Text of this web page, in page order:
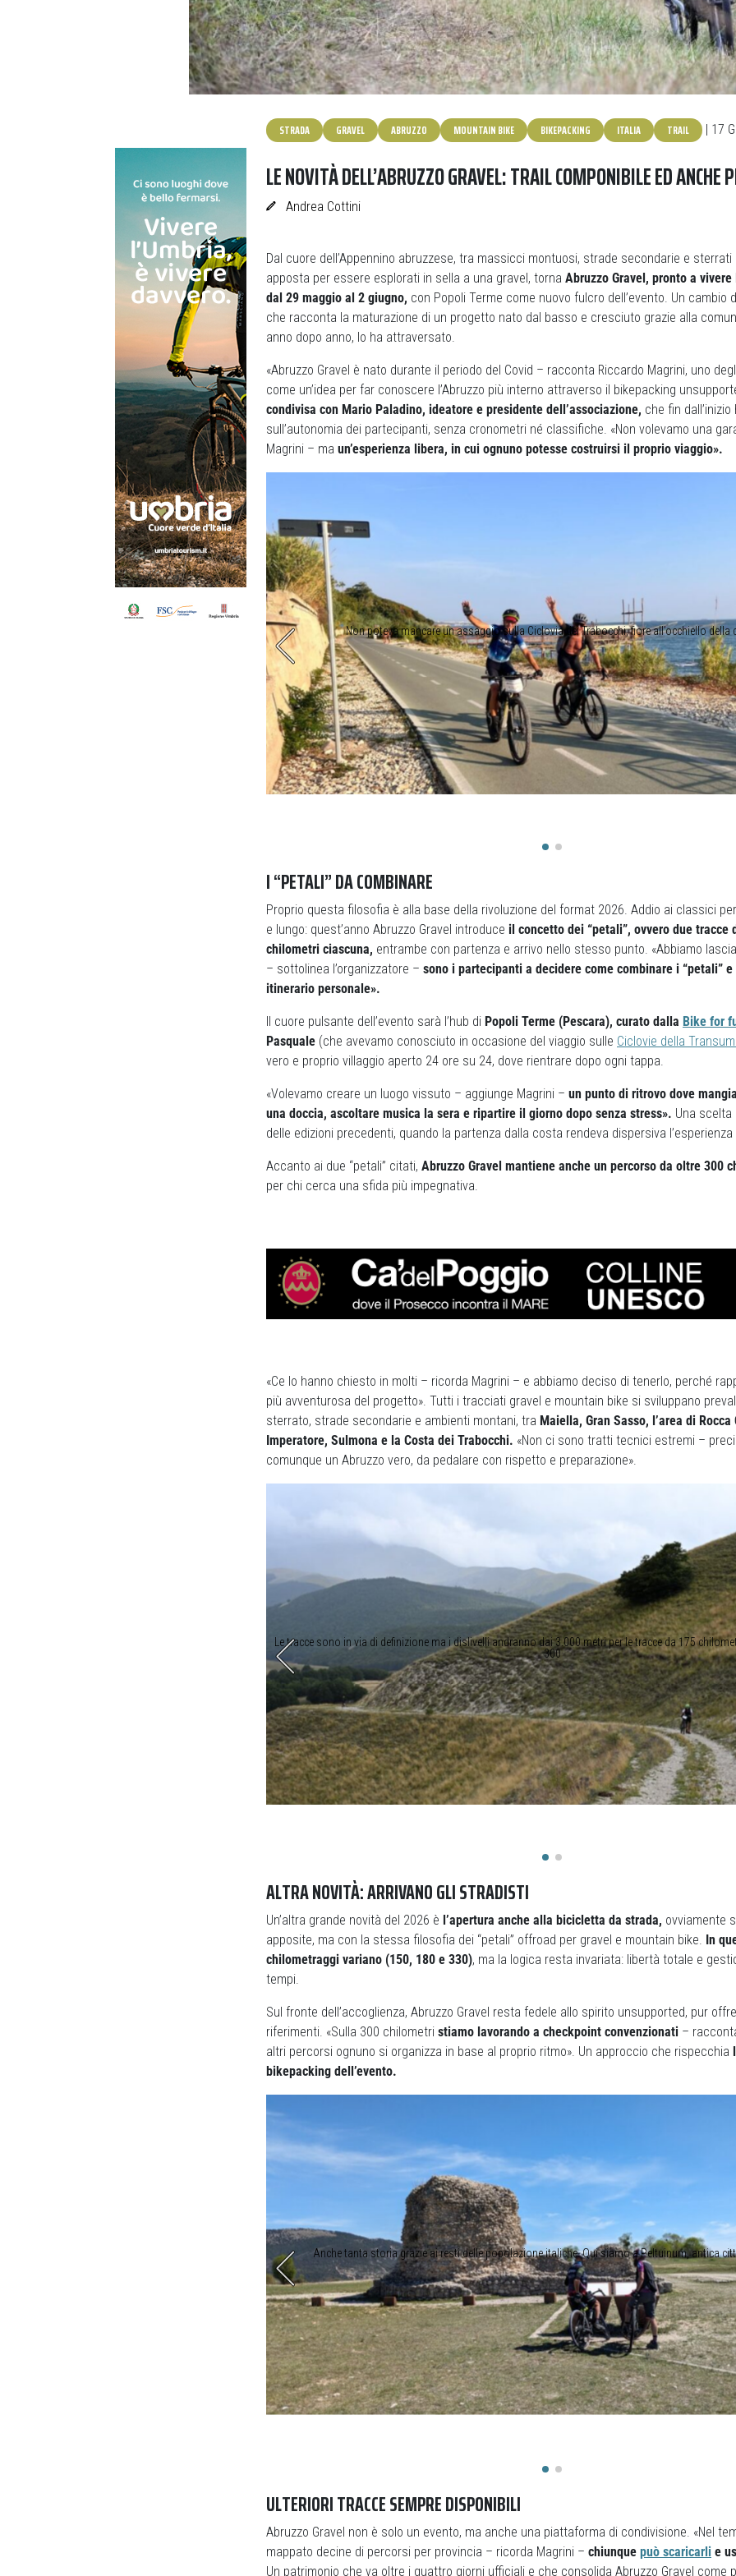
STRADA GRAVEL ABRUZZO MOUNTAIN BIKE BIKEPACKING ITALIA TRAIL | 17
LE NOVITÀ DELL’ABRUZZO GRAVEL: TRAIL COMPONIBILE ED ANCHE
Andrea Cottini
Dal cuore dell’Appennino abruzzese, tra massicci montuosi, strade secondarie e
apposta per essere esplorati in sella a una gravel, torna Abruzzo Gravel, pronto a
dal 29 maggio al 2 giugno, con Popoli Terme come nuovo fulcro dell’evento. Un cambio
che racconta la maturazione di un progetto nato dal basso e cresciuto grazie alla
anno dopo anno, lo ha attraversato.
«Abruzzo Gravel è nato durante il periodo del Covid – racconta Riccardo Magrini, uno
come un’idea per far conoscere l’Abruzzo più interno attraverso il bikepacking
condivisa con Mario Paladino, ideatore e presidente dell’associazione, che fin
sull’autonomia dei partecipanti, senza cronometri né classifiche. «Non volevamo una
Magrini – ma un’esperienza libera, in cui ognuno potesse costruirsi il proprio viaggio».
Non poteva mancare un assaggio sulla Ciclovia dei Trabocchi, fiore all’occhiello della
I “PETALI” DA COMBINARE
Proprio questa filosofia è alla base della rivoluzione del format 2026. Addio ai classici
e lungo: quest’anno Abruzzo Gravel introduce il concetto dei “petali”, ovvero due tracce
chilometri ciascuna, entrambe con partenza e arrivo nello stesso punto. «Abbiamo
– sottolinea l’organizzatore – sono i partecipanti a decidere come combinare i “petali”
itinerario personale».
Il cuore pulsante dell’evento sarà l’hub di Popoli Terme (Pescara), curato dalla Bike for
Pasquale (che avevamo conosciuto in occasione del viaggio sulle Ciclovie della
vero e proprio villaggio aperto 24 ore su 24, dove rientrare dopo ogni tappa.
«Volevamo creare un luogo vissuto – aggiunge Magrini – un punto di ritrovo dove
una doccia, ascoltare musica la sera e ripartire il giorno dopo senza stress». Una
delle edizioni precedenti, quando la partenza dalla costa rendeva dispersiva
Accanto ai due “petali” citati, Abruzzo Gravel mantiene anche un percorso da oltre 300
per chi cerca una sfida più impegnativa.
«Ce lo hanno chiesto in molti – ricorda Magrini – e abbiamo deciso di tenerlo, perché
più avventurosa del progetto». Tutti i tracciati gravel e mountain bike si sviluppano
sterrato, strade secondarie e ambienti montani, tra Maiella, Gran Sasso, l’area di
Imperatore, Sulmona e la Costa dei Trabocchi. «Non ci sono tratti tecnici estremi –
comunque un Abruzzo vero, da pedalare con rispetto e preparazione».
Le tracce sono in via di definizione ma i dislivelli andranno dai 3.000 metri per le tracce da 175
300
ALTRA NOVITÀ: ARRIVANO GLI STRADISTI
Un’altra grande novità del 2026 è l’apertura anche alla bicicletta da strada, ovviamente
apposite, ma con la stessa filosofia dei “petali” offroad per gravel e mountain bike. In
chilometraggi variano (150, 180 e 330), ma la logica resta invariata: libertà totale e
tempi.
Sul fronte dell’accoglienza, Abruzzo Gravel resta fedele allo spirito unsupported, pur
riferimenti. «Sulla 300 chilometri stiamo lavorando a checkpoint convenzionati –
altri percorsi ognuno si organizza in base al proprio ritmo». Un approccio che rispecchia
bikepacking dell’evento.
Anche tanta storia grazie ai resti delle popolazione italiche. Qui siamo a Peltuinum, antica
ULTERIORI TRACCE SEMPRE DISPONIBILI
Abruzzo Gravel non è solo un evento, ma anche una piattaforma di condivisione. «Nel
mappato decine di percorsi per provincia – ricorda Magrini – chiunque può scaricarli e
Un patrimonio che va oltre i quattro giorni ufficiali e che consolida Abruzzo Gravel come